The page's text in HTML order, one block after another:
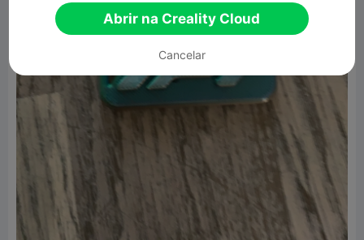
Abrir na Creality Cloud
Cancelar